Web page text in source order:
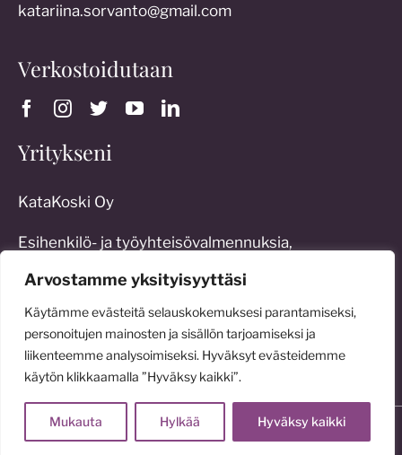
Arvostamme yksityisyyttäsi
Käytämme evästeitä selauskokemuksesi parantamiseksi,
personoitujen mainosten ja sisällön tarjoamiseksi ja
liikenteemme analysoimiseksi. Hyväksyt evästeidemme
käytön klikkaamalla ”Hyväksy kaikki”.
Mukauta Hylkää Hyväksy kaikki
katariina.sorvanto@gmail.com
Verkostoidutaan
Yritykseni
KataKoski Oy
Esihenkilö- ja työyhteisövalmennuksia,
johtamisratkaisuja:
katakoski.fi
Kotisivut: